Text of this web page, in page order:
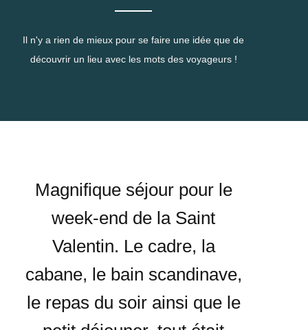
Il n'y a rien de mieux pour se faire une idée que de
découvrir un lieu avec les mots des voyageurs !
Magnifique séjour pour le
week-end de la Saint
Valentin. Le cadre, la
cabane, le bain scandinave,
le repas du soir ainsi que le